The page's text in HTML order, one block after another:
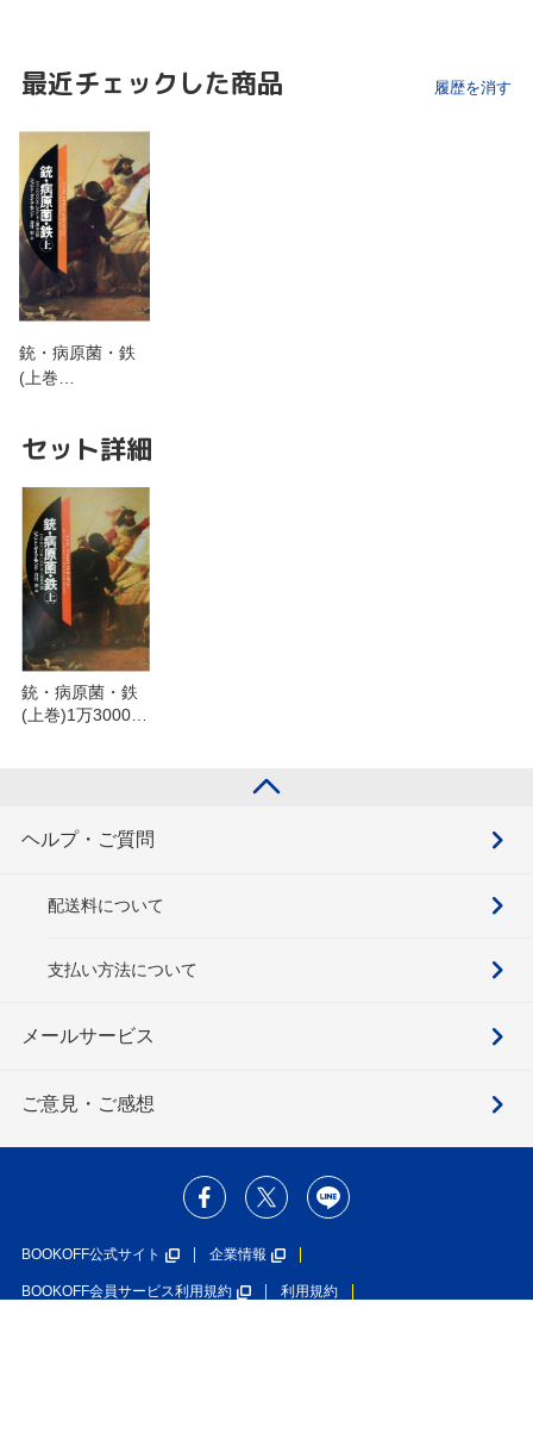
最近チェックした商品 履歴を消す
銃・病原菌・鉄
(上巻…
セット詳細
銃・病原菌・鉄
(上巻)1万3000年
ヘルプ・ご質問
配送料について
支払い方法について
メールサービス
ご意見・ご感想
BOOKOFF公式サイト 企業情報
BOOKOFF会員サービス利用規約 利用規約